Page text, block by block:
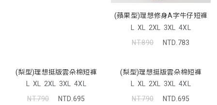
(蘋果型)理想修身A字牛仔短褲
L XL 2XL 3XL 4XL
NT.890
NTD.783
(梨型)理想挺版雲朵棉短褲
L XL 2XL 3XL 4XL
NT.790
NTD.695
(梨型)理想挺版雲朵棉短褲
L XL 2XL 3XL 4XL
NT.790
NTD.695